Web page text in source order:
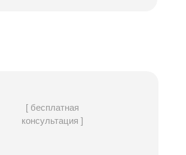
[ бесплатная
консультация ]